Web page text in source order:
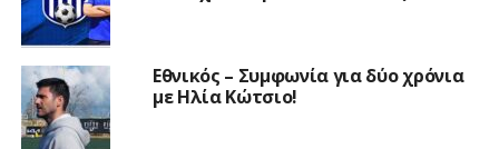
Εθνικός – Συμφωνία για δύο χρόνια
με Ηλία Κώτσιο!